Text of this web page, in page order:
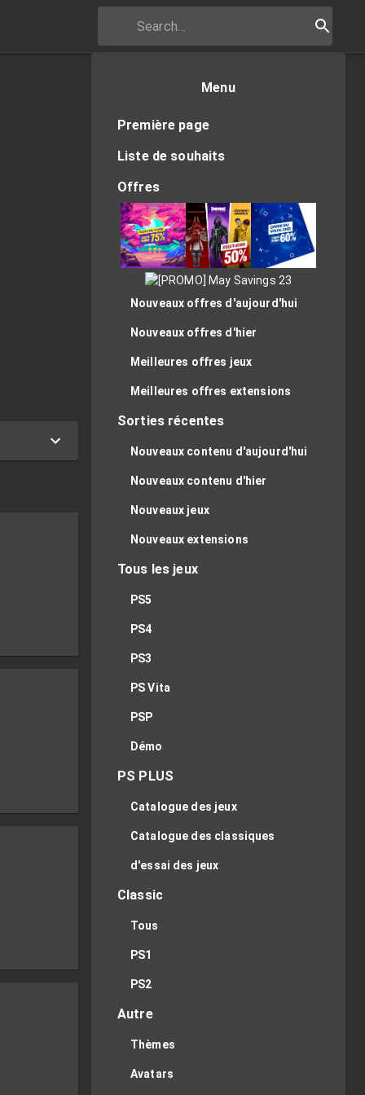
Menu
Première page
Liste de souhaits
Offres
Nouveaux offres d'aujourd'hui
Nouveaux offres d'hier
Meilleures offres jeux
Meilleures offres extensions
Sorties récentes
Nouveaux contenu d'aujourd'hui
Nouveaux contenu d'hier
Nouveaux jeux
Nouveaux extensions
Tous les jeux
PS5
PS4
PS3
PS Vita
PSP
Démo
PS PLUS
Catalogue des jeux
Catalogue des classiques
d'essai des jeux
Classic
Tous
PS1
PS2
Autre
Thèmes
Avatars